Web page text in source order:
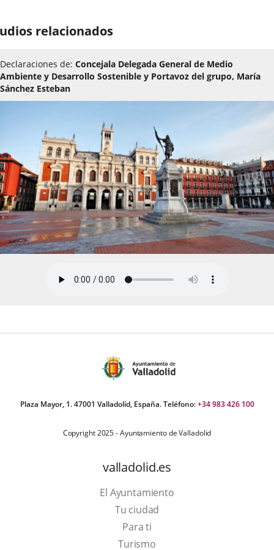
relacionados
Declaraciones de: Concejala Delegada General de Medio
Ambiente y Desarrollo Sostenible y Portavoz del grupo, María
Sánchez Esteban
Plaza Mayor, 1. 47001 Valladolid, España. Teléfono:+34 983 426 100
Copyright 2025 - Ayuntamiento de Valladolid
valladolid.es
El Ayuntamiento
Tu ciudad
Para ti
TurismoEste